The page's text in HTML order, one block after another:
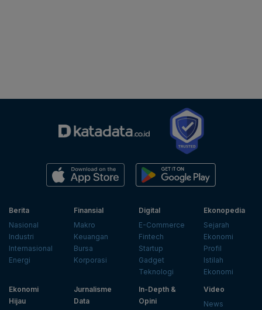
Berita
Nasional
Industri
Internasional
Energi
Finansial
Makro
Keuangan
Bursa
Korporasi
Digital
E-Commerce
Fintech
Startup
Gadget
Teknologi
Ekonopedia
Sejarah
Ekonomi
Profil
Istilah
Ekonomi
Ekonomi
Hijau
Jurnalisme
Data
In-Depth &
Opini
Video
News